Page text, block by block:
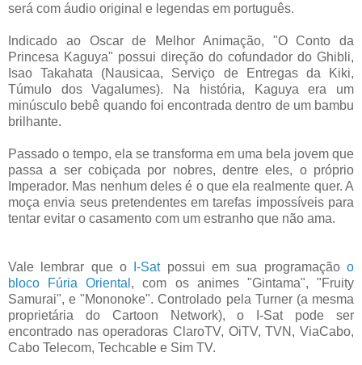
será com áudio original e legendas em português.
Indicado ao Oscar de Melhor Animação, "O Conto da
Princesa Kaguya" possui direção do cofundador do Ghibli,
Isao Takahata (Nausicaa, Serviço de Entregas da Kiki,
Túmulo dos Vagalumes). Na história, Kaguya era um
minúsculo bebê quando foi encontrada dentro de um bambu
brilhante.
Passado o tempo, ela se transforma em uma bela jovem que
passa a ser cobiçada por nobres, dentre eles, o próprio
Imperador. Mas nenhum deles é o que ela realmente quer. A
moça envia seus pretendentes em tarefas impossíveis para
tentar evitar o casamento com um estranho que não ama.
Vale lembrar que o I-Satpossui em sua programaçãoo
bloco Fúria Oriental , com os animes "Gintama", "Fruity
Samurai", e "Mononoke". Controlado pela Turner (a mesma
proprietária do Cartoon Network), o I-Sat pode ser
encontrado nas operadoras ClaroTV, OiTV, TVN, ViaCabo,
Cabo Telecom, Techcable e Sim TV.